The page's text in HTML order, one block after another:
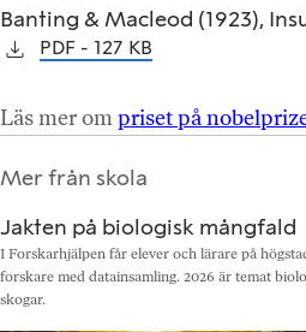
Banting & Macleod (1923),
PDF 127 KB
Läs mer ompriset på
Mer från skola
Jakten på biologisk mångfald
I Forskarhjälpen får elever och lärare på
forskare med datainsamling. 2026 är temat
skogar.